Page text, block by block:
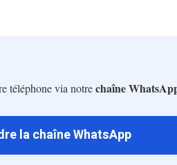
téléphone via notrechaîne
la chaîne WhatsApp